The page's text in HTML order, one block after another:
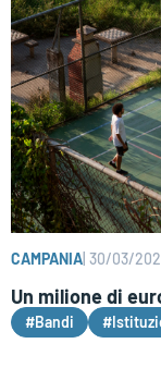
CAMPANIA 30/03/
Un milione di
#Bandi